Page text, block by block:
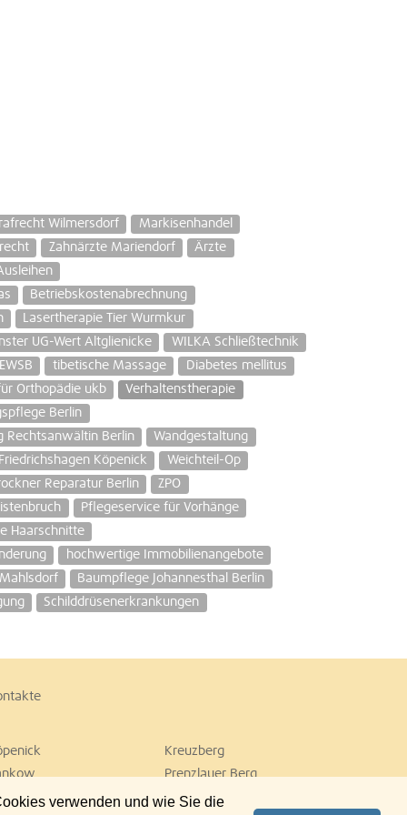
verwenden und wie Sie die
Wilmersdorf
Markisenhandel
Zahnärzte Mariendorf
Ärzte
Betriebskostenabrechnung
Lasertherapie Tier Wurmkur
UG-Wert Altglienicke
WILKA Schließtechnik
tibetische Massage
Diabetes mellitus
Orthopädie ukb
Verhaltenstherapie
Berlin
Rechtsanwältin Berlin
Wandgestaltung
Köpenick
Weichteil-Op
Reparatur Berlin
ZPO
Pflegeservice für Vorhänge
Haarschnitte
hochwertige Immobilienangebote
Baumpflege Johannesthal Berlin
Schilddrüsenerkrankungen
Kreuzberg
Prenzlauer Berg
Tiergarten